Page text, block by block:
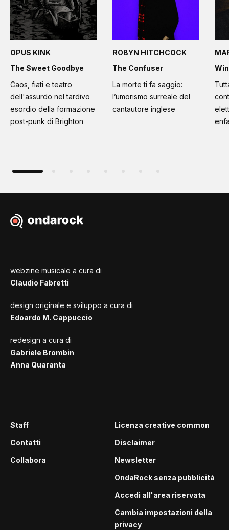
OPUS KINK
The Sweet Goodbye
Caos, fiati e teatro
dell'assurdo nel tardivo
esordio della formazione
post-punk di Brighton
ROBYN HITCHCOCK
The Confuser
La morte ti fa saggio:
l’umorismo surreale del
cantautore inglese
webzine musicale a cura di
Claudio Fabretti
design originale e sviluppo a cura di
Edoardo M. Cappuccio
redesign a cura di
Gabriele Brombin
Anna Quaranta
Staff
Contatti
Collabora
Licenza creative common
Disclaimer
Newsletter
OndaRock senza pubblicità
Accedi all'area riservata
Cambia impostazioni della
privacy